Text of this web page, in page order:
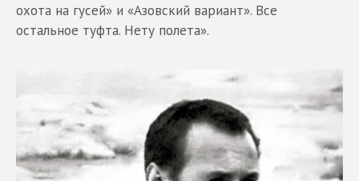
охота на гусей» и «Азовский вариант». Все
остальное туфта. Нету полета».